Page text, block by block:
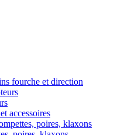
fourche et direction
accessoires
poires, klaxons